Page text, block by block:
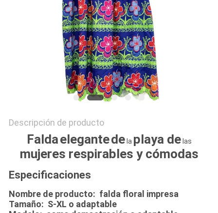
Descripción de producto
Faldaelegantedela playa delas
mujeres respirables y cómodas
Especificaciones
Nombre de producto: falda floral impresa
Tamaño: S-XL o adaptable